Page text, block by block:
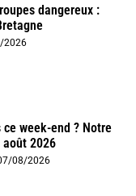
dangereux :
2026
week-end ? Notre
2026
08/2026